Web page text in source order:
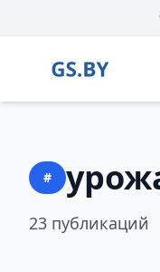
#
23 публикаций